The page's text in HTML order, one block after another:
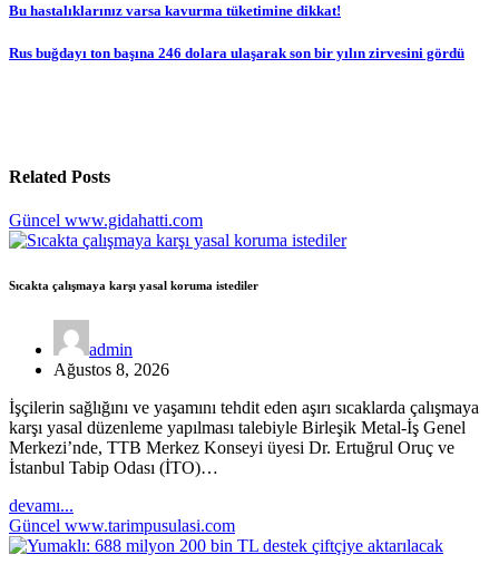
Yazı
gezinmesi
Bu hastalıklarınız varsa kavurma tüketimine dikkat!
Rus buğdayı ton başına 246 dolara ulaşarak son bir yılın zirvesini gördü
Related Posts
Güncel www.gidahatti.com
Sıcakta çalışmaya karşı yasal koruma istediler
admin
Ağustos 8, 2026
İşçilerin sağlığını ve yaşamını tehdit eden aşırı sıcaklarda çalışmaya
karşı yasal düzenleme yapılması talebiyle Birleşik Metal-İş Genel
Merkezi’nde, TTB Merkez Konseyi üyesi Dr. Ertuğrul Oruç ve
İstanbul Tabip Odası (İTO)…
devamı...
Güncel www.tarimpusulasi.com